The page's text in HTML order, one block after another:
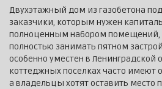
Двухэтажный дом из газобетона
заказчики, которым нужен
полноценным набором помещений,
полностью занимать пятном
особенно уместен в Ленинградской
коттеджных поселках часто имеют
а владельцы хотят оставить место